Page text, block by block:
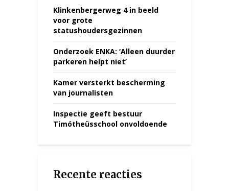
Klinkenbergerweg 4 in beeld
voor grote
statushoudersgezinnen
Onderzoek ENKA: ‘Alleen duurder
parkeren helpt niet’
Kamer versterkt bescherming
van journalisten
Inspectie geeft bestuur
Timótheüsschool onvoldoende
Recente reacties